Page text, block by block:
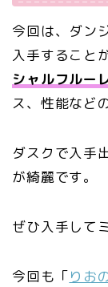
今回は、ダン
入手すること
シャルフルー
ス、性能など
ダスクで入手
が綺麗です。
ぜひ入手して
今回も「りお